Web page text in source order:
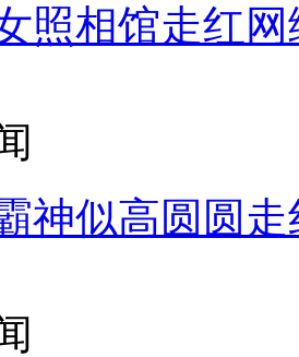
照相馆走红网
神似高圆圆走